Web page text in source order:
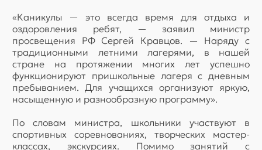
«Каникулы — это всегда время для отдыха и
оздоровления ребят, — заявил министр
просвещения РФ Сергей Кравцов. — Наряду с
традиционными летними лагерями, в нашей
стране на протяжении многих лет успешно
функционируют пришкольные лагеря с дневным
пребыванием. Для учащихся организуют яркую,
насыщенную и разнообразную программу».
По словам министра, школьники участвуют в
спортивных соревнованиях, творческих мастер-
классах, экскурсиях. Помимо занятий с